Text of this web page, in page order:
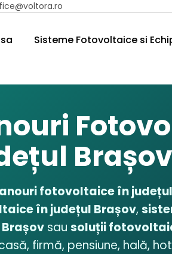
Sisteme Fotovoltaice si
Brașov
fotovoltaice în
în județul Brașov,
sau soluții
firmă, pensiune, hală,